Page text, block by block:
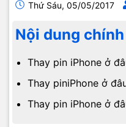
Thứ Sáu, 05/05/2017
Nội dung chính
Thay pin iPhone ở
Thay piniPhone ở
Thay pin iPhone ở